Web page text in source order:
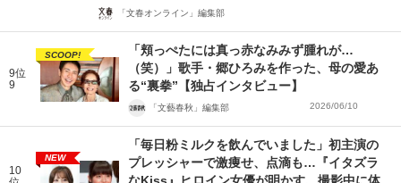
「文春オンライン」編集部
9位
9
SCOOP!
「頬っぺたには真っ赤なみみず腫れが…
（笑）」歌手・郷ひろみを作った、母の愛あ
る“裏拳”【独占インタビュー】
「文藝春秋」編集部 2026/06/10
10
NEW
「毎日粉ミルクを飲んでいました」初主演の
プレッシャーで激痩せ、点滴も…『イタズラ